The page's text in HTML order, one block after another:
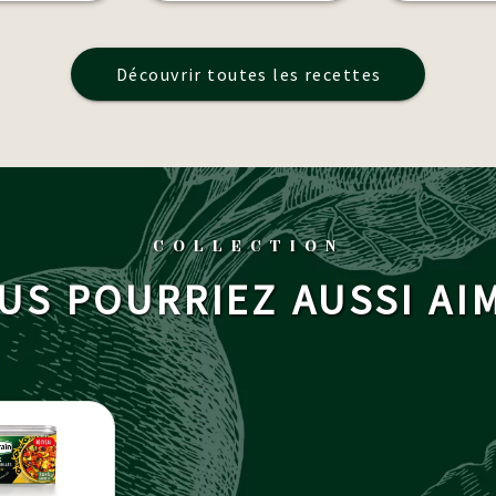
Découvrir toutes les recettes
COLLECTION
POURRIEZ AUSSI